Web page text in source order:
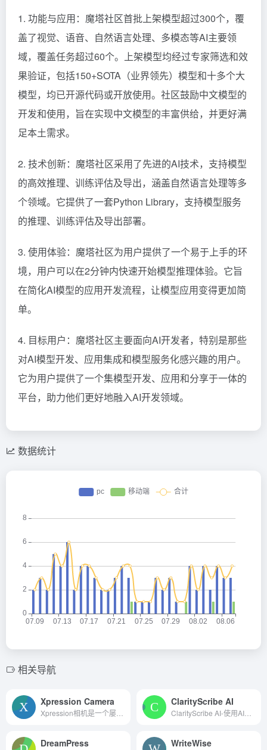
1. 功能与应用：魔塔社区首批上架模型超过300个，覆
盖了视觉、语音、自然语言处理、多模态等AI主要领
域，覆盖任务超过60个。上架模型均经过专家筛选和效
果验证，包括150+SOTA（业界领先）模型和十多个大
模型，均已开源代码或开放使用。社区鼓励中文模型的
开发和使用，旨在实现中文模型的丰富供给，并更好满
足本土需求。
2. 技术创新：魔塔社区采用了先进的AI技术，支持模型
的高效推理、训练评估及导出，涵盖自然语言处理等多
个领域。它提供了一套Python Library，支持模型服务
的推理、训练评估及导出部署。
3. 使用体验：魔塔社区为用户提供了一个易于上手的环
境，用户可以在2分钟内快速开始模型推理体验。它旨
在简化AI模型的应用开发流程，让模型应用变得更加简
单。
4. 目标用户：魔塔社区主要面向AI开发者，特别是那些
对AI模型开发、应用集成和模型服务化感兴趣的用户。
它为用户提供了一个集模型开发、应用和分享于一体的
平台，助力他们更好地融入AI开发领域。
数据统计
相关导航
Xpression Camera ClarityScribe AI
DreamPress WriteWise